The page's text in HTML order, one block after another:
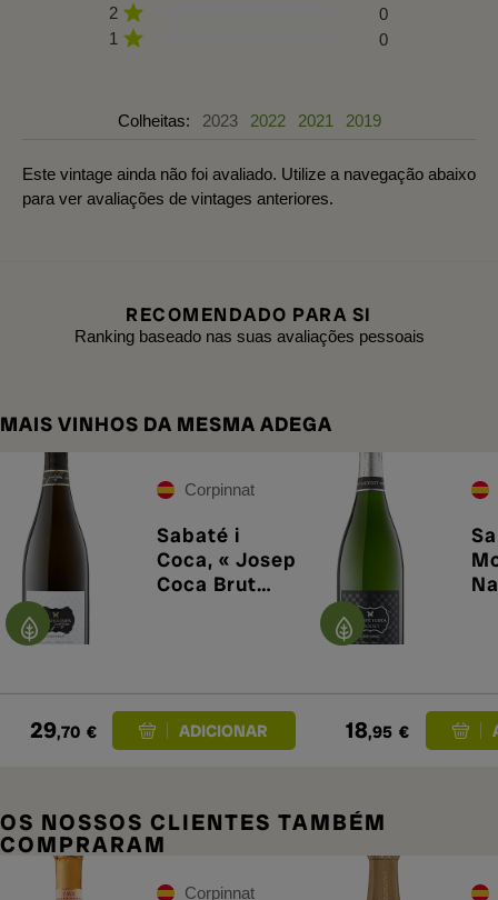
2
0
1
0
Colheitas: 2023 2022 2021 2019
Este vintage ainda não foi avaliado. Utilize a navegação abaixo
para ver avaliações de vintages anteriores.
RECOMENDADO PARA SI
Ranking baseado nas suas avaliações pessoais
MAIS VINHOS DA MESMA ADEGA
Corpinnat
Sabaté i
Coca, « Josep
Coca Brut
29,70 € 18,95 €
OS NOSSOS CLIENTES TAMBÉM
COMPRARAM
Corpinnat